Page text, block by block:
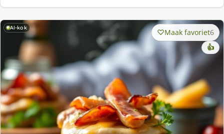
AI-kok Maak favoriet6
👍